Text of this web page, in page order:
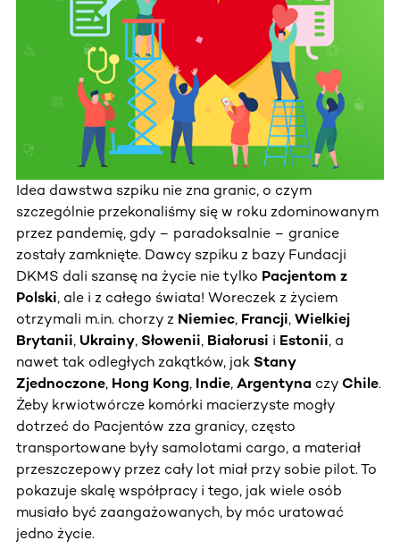
Idea dawstwa szpiku nie zna granic, o czym
szczególnie przekonaliśmy się w roku zdominowanym
przez pandemię, gdy – paradoksalnie – granice
zostały zamknięte. Dawcy szpiku z bazy Fundacji
DKMS dali szansę na życie nie tylko Pacjentom z
Polski, ale i z całego świata! Woreczek z życiem
otrzymali m.in. chorzy z Niemiec, Francji, Wielkiej
Brytanii, Ukrainy, Słowenii, Białorusi i Estonii, a
nawet tak odległych zakątków, jak Stany
Zjednoczone, Hong Kong, Indie, Argentyna czy Chile.
Żeby krwiotwórcze komórki macierzyste mogły
dotrzeć do Pacjentów zza granicy, często
transportowane były samolotami cargo, a materiał
przeszczepowy przez cały lot miał przy sobie pilot. To
pokazuje skalę współpracy i tego, jak wiele osób
musiało być zaangażowanych, by móc uratować
jedno życie.